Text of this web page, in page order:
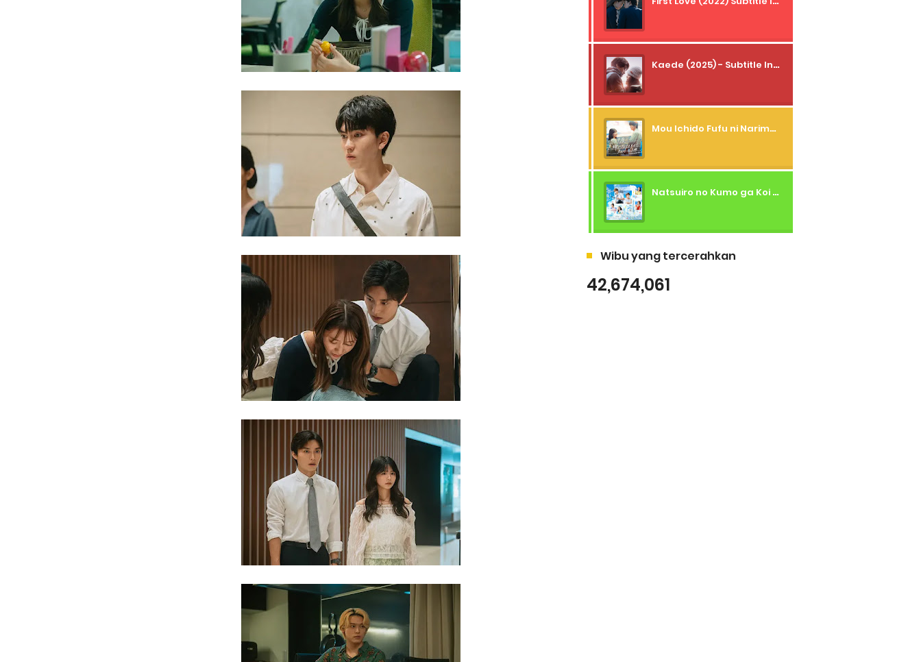
Kaede (2025) - Subtitle Indonesia
Mou Ichido Fufu ni Narimasu ka? (2026) - 01 Subtitle Indonesia
Natsuiro no Kumo ga Koi to Arashi wo Makiokosu (2026) - 01 Subtitle Indonesia
Wibu yang tercerahkan
42,674,061